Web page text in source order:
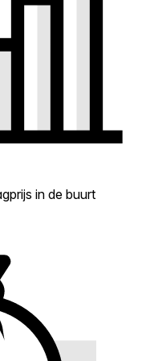
in de buurt